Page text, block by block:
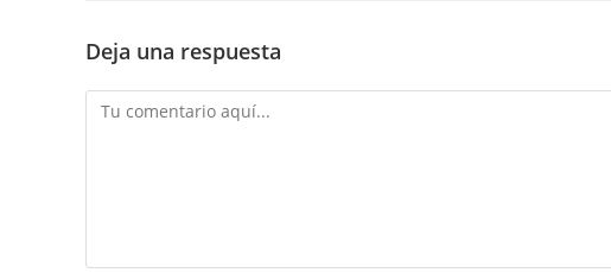
Deja una respuesta